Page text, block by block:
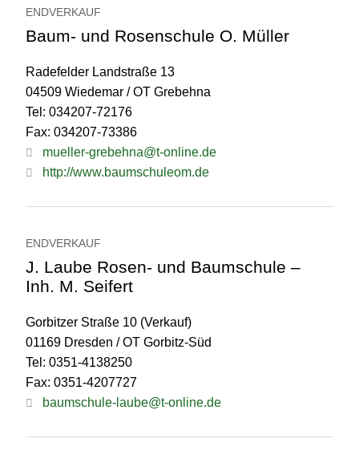
ENDVERKAUF
Baum- und Rosenschule O. Müller
Radefelder Landstraße 13
04509 Wiedemar / OT Grebehna
Tel: 034207-72176
Fax: 034207-73386
mueller-grebehna@t-online.de
http://www.baumschuleom.de
ENDVERKAUF
J. Laube Rosen- und Baumschule –
Inh. M. Seifert
Gorbitzer Straße 10 (Verkauf)
01169 Dresden / OT Gorbitz-Süd
Tel: 0351-4138250
Fax: 0351-4207727
baumschule-laube@t-online.de